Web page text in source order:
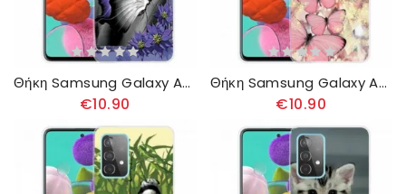
Θήκη Samsung Galaxy A32 4G Βασιλική Πεταλούδα
€10.90
Θήκη Samsung Galaxy A32 4G Πεταλούδες
€10.90